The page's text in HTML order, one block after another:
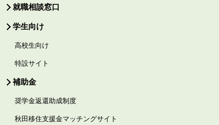
就職相談窓口
学生向け
高校生向け
特設サイト
補助金
奨学金返還助成制度
秋田移住支援金マッチングサイト